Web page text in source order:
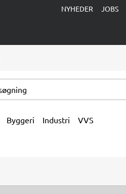
NYHEDER JOBS
Byggeri Industri VVS